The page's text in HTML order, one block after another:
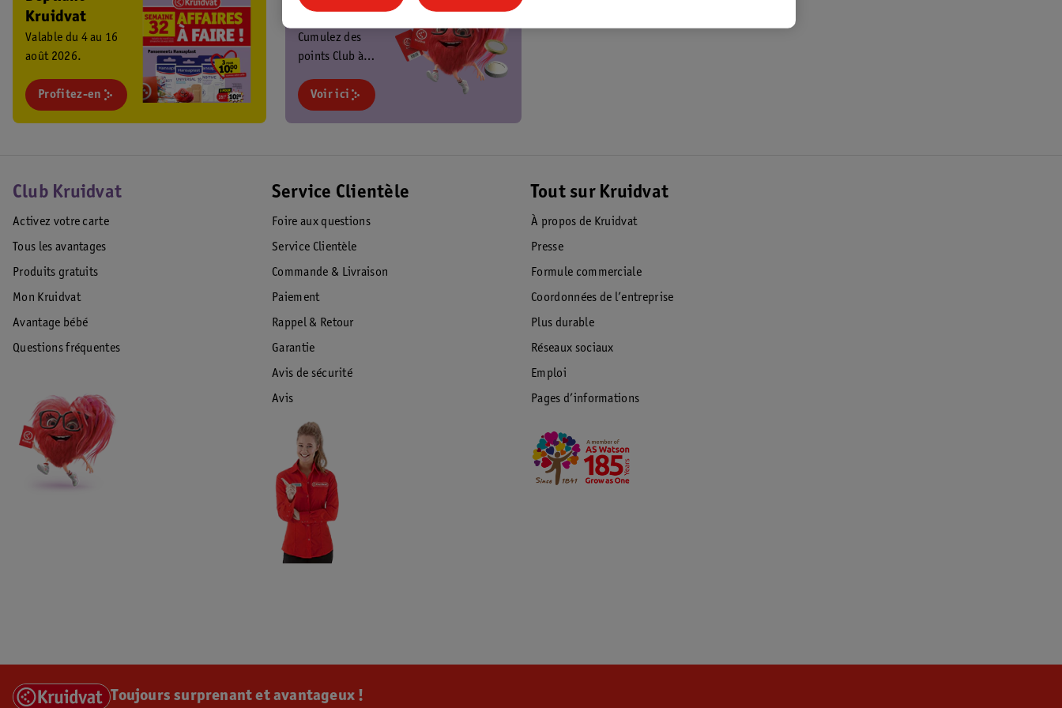
Kruidvat
Valable du 4 au 16
août 2026.
Profitez-en
Cumulez des
points Club à
profitez de
promos
Voir ici
Club Kruidvat
Activez votre carte
Tous les avantages
Produits gratuits
Mon Kruidvat
Avantage bébé
Questions fréquentes
Service Clientèle
Foire aux questions
Service Clientèle
Commande & Livraison
Paiement
Rappel & Retour
Garantie
Avis de sécurité
Avis
Tout sur Kruidvat
À propos de Kruidvat
Presse
Formule commerciale
Coordonnées de l’entreprise
Plus durable
Réseaux sociaux
Emploi
Pages d’informations
Toujours surprenant et avantageux !